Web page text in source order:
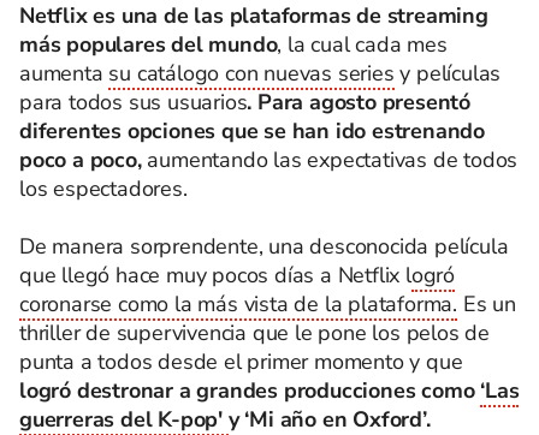
Netflix es una de las plataformas de streaming
más populares del mundo, la cual cada mes
aumenta su catálogo con nuevas series y películas
para todos sus usuarios. Para agosto presentó
diferentes opciones que se han ido estrenando
poco a poco,aumentando las expectativas de todos
los espectadores.
De manera sorprendente, una desconocida película
que llegó hace muy pocos días a Netflix logró
coronarse como la más vista de la plataforma. Es un
thriller de supervivencia que le pone los pelos de
punta a todos desde el primer momento y que
logró destronar a grandes producciones como ‘Las
guerreras del K-pop' y ‘Mi año en Oxford’.